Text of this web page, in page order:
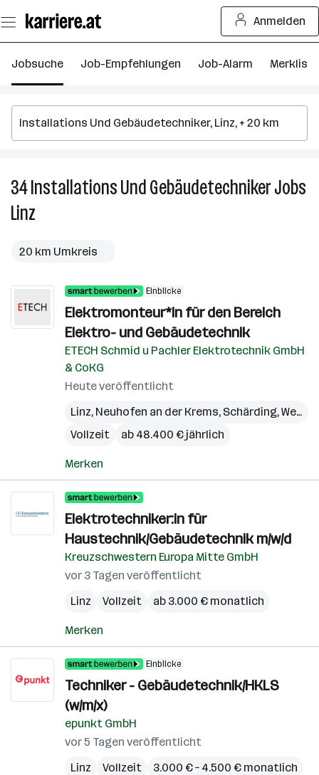
Seiteninhalt
springen
Anmelden
Jobsuche Job-Empfehlungen Job-Alarm Merkliste
34Installations Und GebäudetechnikerJobs
Linz
20 km Umkreis
Einblicke
Elektromonteur*in für den Bereich
Elektro- und Gebäudetechnik
ETECH Schmid u Pachler Elektrotechnik GmbH
& CoKG
Heute veröffentlicht
Linz, Neuhofen an der Krems, Schärding,Wels
Vollzeit
ab 48.400 € jährlich
Merken
Elektrotechniker:in für
Haustechnik/Gebäudetechnik m/w/d
Kreuzschwestern Europa Mitte GmbH
vor 3 Tagen veröffentlicht
Linz
Vollzeit ab 3.000 € monatlich
Merken
Einblicke
Techniker - Gebäudetechnik/HKLS
(w/m/x)
epunkt GmbH
vor 5 Tagen veröffentlicht
Linz
Vollzeit 3.000 € – 4.500 € monatlich